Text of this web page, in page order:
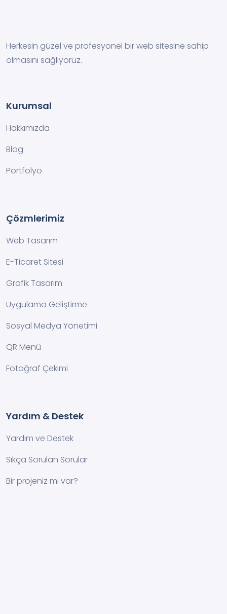
Herkesin güzel ve profesyonel bir web sitesine sahip
olmasını sağlıyoruz.
Kurumsal
Hakkımızda
Blog
Portfolyo
Çözmlerimiz
Web Tasarım
E-Ticaret Sitesi
Grafik Tasarım
Uygulama Geliştirme
Sosyal Medya Yönetimi
QR Menü
Fotoğraf Çekimi
Yardım & Destek
Yardım ve Destek
Sıkça Sorulan Sorular
Bir projeniz mi var?